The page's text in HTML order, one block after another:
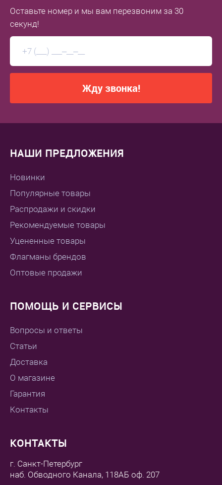
Оставьте номер и мы вам перезвоним за 30
секунд!
Жду звонка!
НАШИ ПРЕДЛОЖЕНИЯ
Новинки
Популярные товары
Распродажи и скидки
Рекомендуемые товары
Уцененные товары
Флагманы брендов
Оптовые продажи
ПОМОЩЬ И СЕРВИСЫ
Вопросы и ответы
Статьи
Доставка
О магазине
Гарантия
Контакты
КОНТАКТЫ
г. Санкт-Петербург
наб. Обводного Канала, 118АБ оф. 207